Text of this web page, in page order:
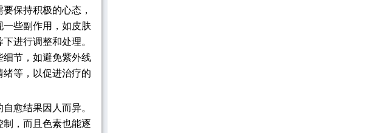
保持积极的心态，
些副作用，如皮肤
进行调整和处理。
细节，如避免紫外线
等，以促进治疗的
愈结果因人而异。
，而且色素也能逐